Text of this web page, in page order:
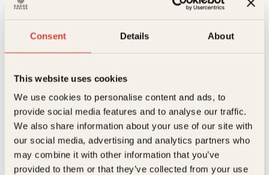
Consent Details About
This website uses cookies
We use cookies to personalise content and ads, to
provide social media features and to analyse our traffic.
We also share information about your use of our site with
our social media, advertising and analytics partners who
may combine it with other information that you’ve
provided to them or that they’ve collected from your use
Enken som utfordret
Europa
«I denne tilgjengelige, over.bevisende boka forteller Unn
Falkeid den usedvanlige historien om en usedvanlig kvinne.
[…] Vi føler oss nær Birgitta som jente, kone, mor og hellig
kvinne, på en personlig måte . ikke som en fjern skikkelse fra
fortiden «en fengslende bok [.] løfter frem en av
middelalderens mest interessante kvinneskikkelser og et
stort…→ Les hele beskrivelsen